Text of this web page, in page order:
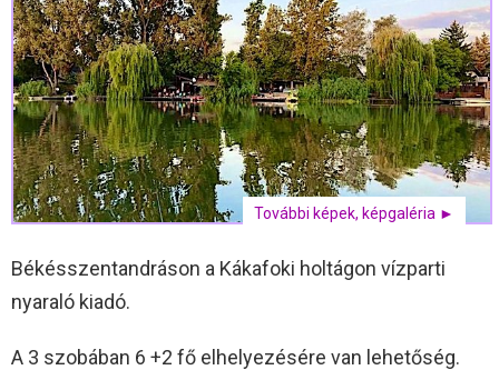
További képek, képgaléria ►
Békésszentandráson a Kákafoki holtágon vízparti
nyaraló kiadó.
A 3 szobában 6 +2 fő elhelyezésére van lehetőség.